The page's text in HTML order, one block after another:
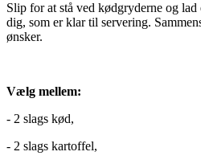
Slip for at stå ved kødgryderne og
dig, som er klar til servering.
ønsker.
Vælg mellem:
- 2 slags kød,
- 2 slags kartoffel,